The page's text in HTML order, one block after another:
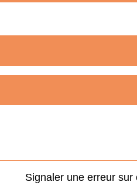
Signaler une erreur sur